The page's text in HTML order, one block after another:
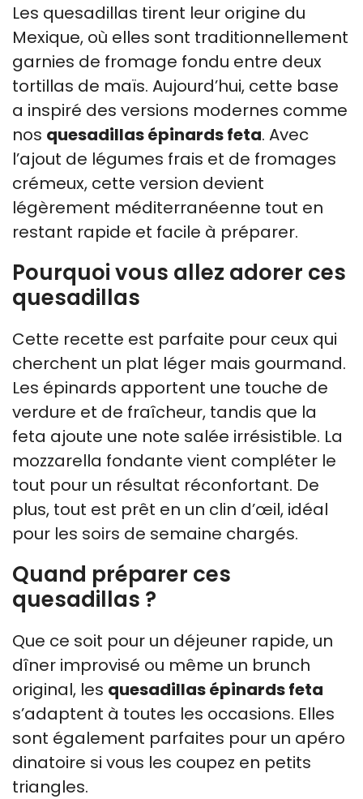
Les quesadillas tirent leur origine du
Mexique, où elles sont traditionnellement
garnies de fromage fondu entre deux
tortillas de maïs. Aujourd’hui, cette base
a inspiré des versions modernes comme
nos quesadillas épinards feta. Avec
l’ajout de légumes frais et de fromages
crémeux, cette version devient
légèrement méditerranéenne tout en
restant rapide et facile à préparer.
Pourquoi vous allez adorer ces
quesadillas
Cette recette est parfaite pour ceux qui
cherchent un plat léger mais gourmand.
Les épinards apportent une touche de
verdure et de fraîcheur, tandis que la
feta ajoute une note salée irrésistible. La
mozzarella fondante vient compléter le
tout pour un résultat réconfortant. De
plus, tout est prêt en un clin d’œil, idéal
pour les soirs de semaine chargés.
Quand préparer ces
quesadillas ?
Que ce soit pour un déjeuner rapide, un
dîner improvisé ou même un brunch
original, les quesadillas épinards feta
s’adaptent à toutes les occasions. Elles
sont également parfaites pour un apéro
dinatoire si vous les coupez en petits
triangles.